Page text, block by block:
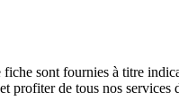
sont fournies à titre
profiter de tous nos services